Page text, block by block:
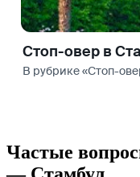
Стоп-овер в
В рубрике «Стоп-
Частые